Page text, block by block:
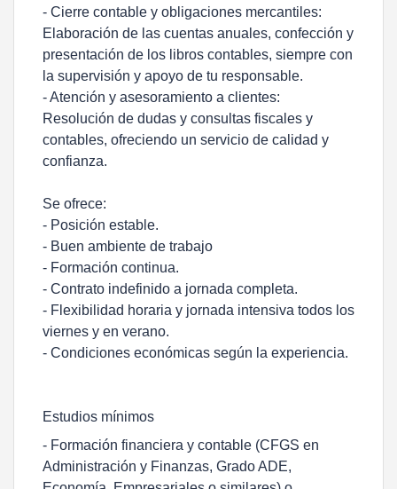
- Cierre contable y obligaciones mercantiles:
Elaboración de las cuentas anuales, confección y
presentación de los libros contables, siempre con
la supervisión y apoyo de tu responsable.
- Atención y asesoramiento a clientes:
Resolución de dudas y consultas fiscales y
contables, ofreciendo un servicio de calidad y
confianza.
Se ofrece:
- Posición estable.
- Buen ambiente de trabajo
- Formación continua.
- Contrato indefinido a jornada completa.
- Flexibilidad horaria y jornada intensiva todos los
viernes y en verano.
- Condiciones económicas según la experiencia.
Estudios mínimos
- Formación financiera y contable (CFGS en
Administración y Finanzas, Grado ADE,